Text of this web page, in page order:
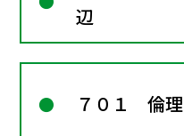
辺
７０１ 倫理